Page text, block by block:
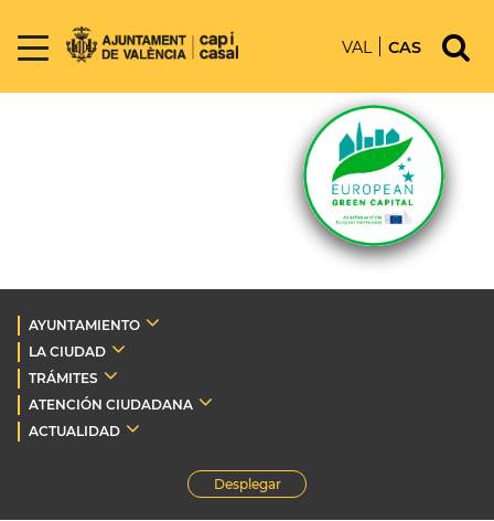
VAL CAS
AYUNTAMIENTO
LA CIUDAD
TRÁMITES
ATENCIÓN CIUDADANA
ACTUALIDAD
Desplegar